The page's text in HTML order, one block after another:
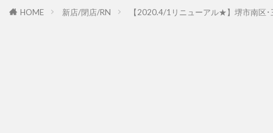
HOME 新店/閉店/RN 【2020.4/1リニューアル★】堺市南区